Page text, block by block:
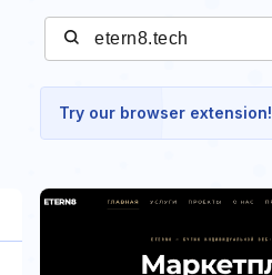
Try our browser extension!